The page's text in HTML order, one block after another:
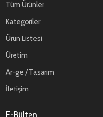
Tüm Ürünler
Kategoriler
Ürün Listesi
Üretim
Ar-ge / Tasarım
İletişim
E-Bülten